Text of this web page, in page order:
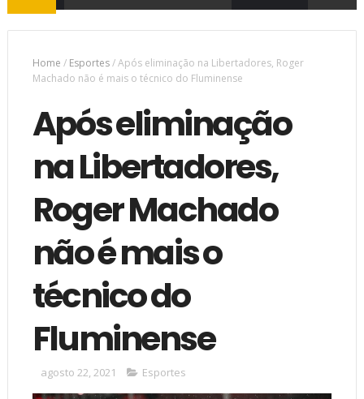
Home / Esportes/Após eliminação na Libertadores, Roger
Machado não é mais o técnico do Fluminense
Após eliminação
na Libertadores,
Roger Machado
não é mais o
técnico do
Fluminense
agosto 22, 2021 Esportes